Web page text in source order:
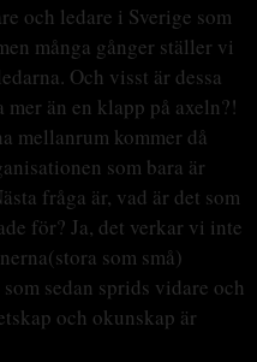
och ledare i Sverige som
många gånger ställer vi
Och visst är dessa
än en klapp på axeln?!
mellanrum kommer då
som bara är
fråga är, vad är det som
för? Ja, det verkar vi inte
som små)
sedan sprids vidare och
och okunskap är